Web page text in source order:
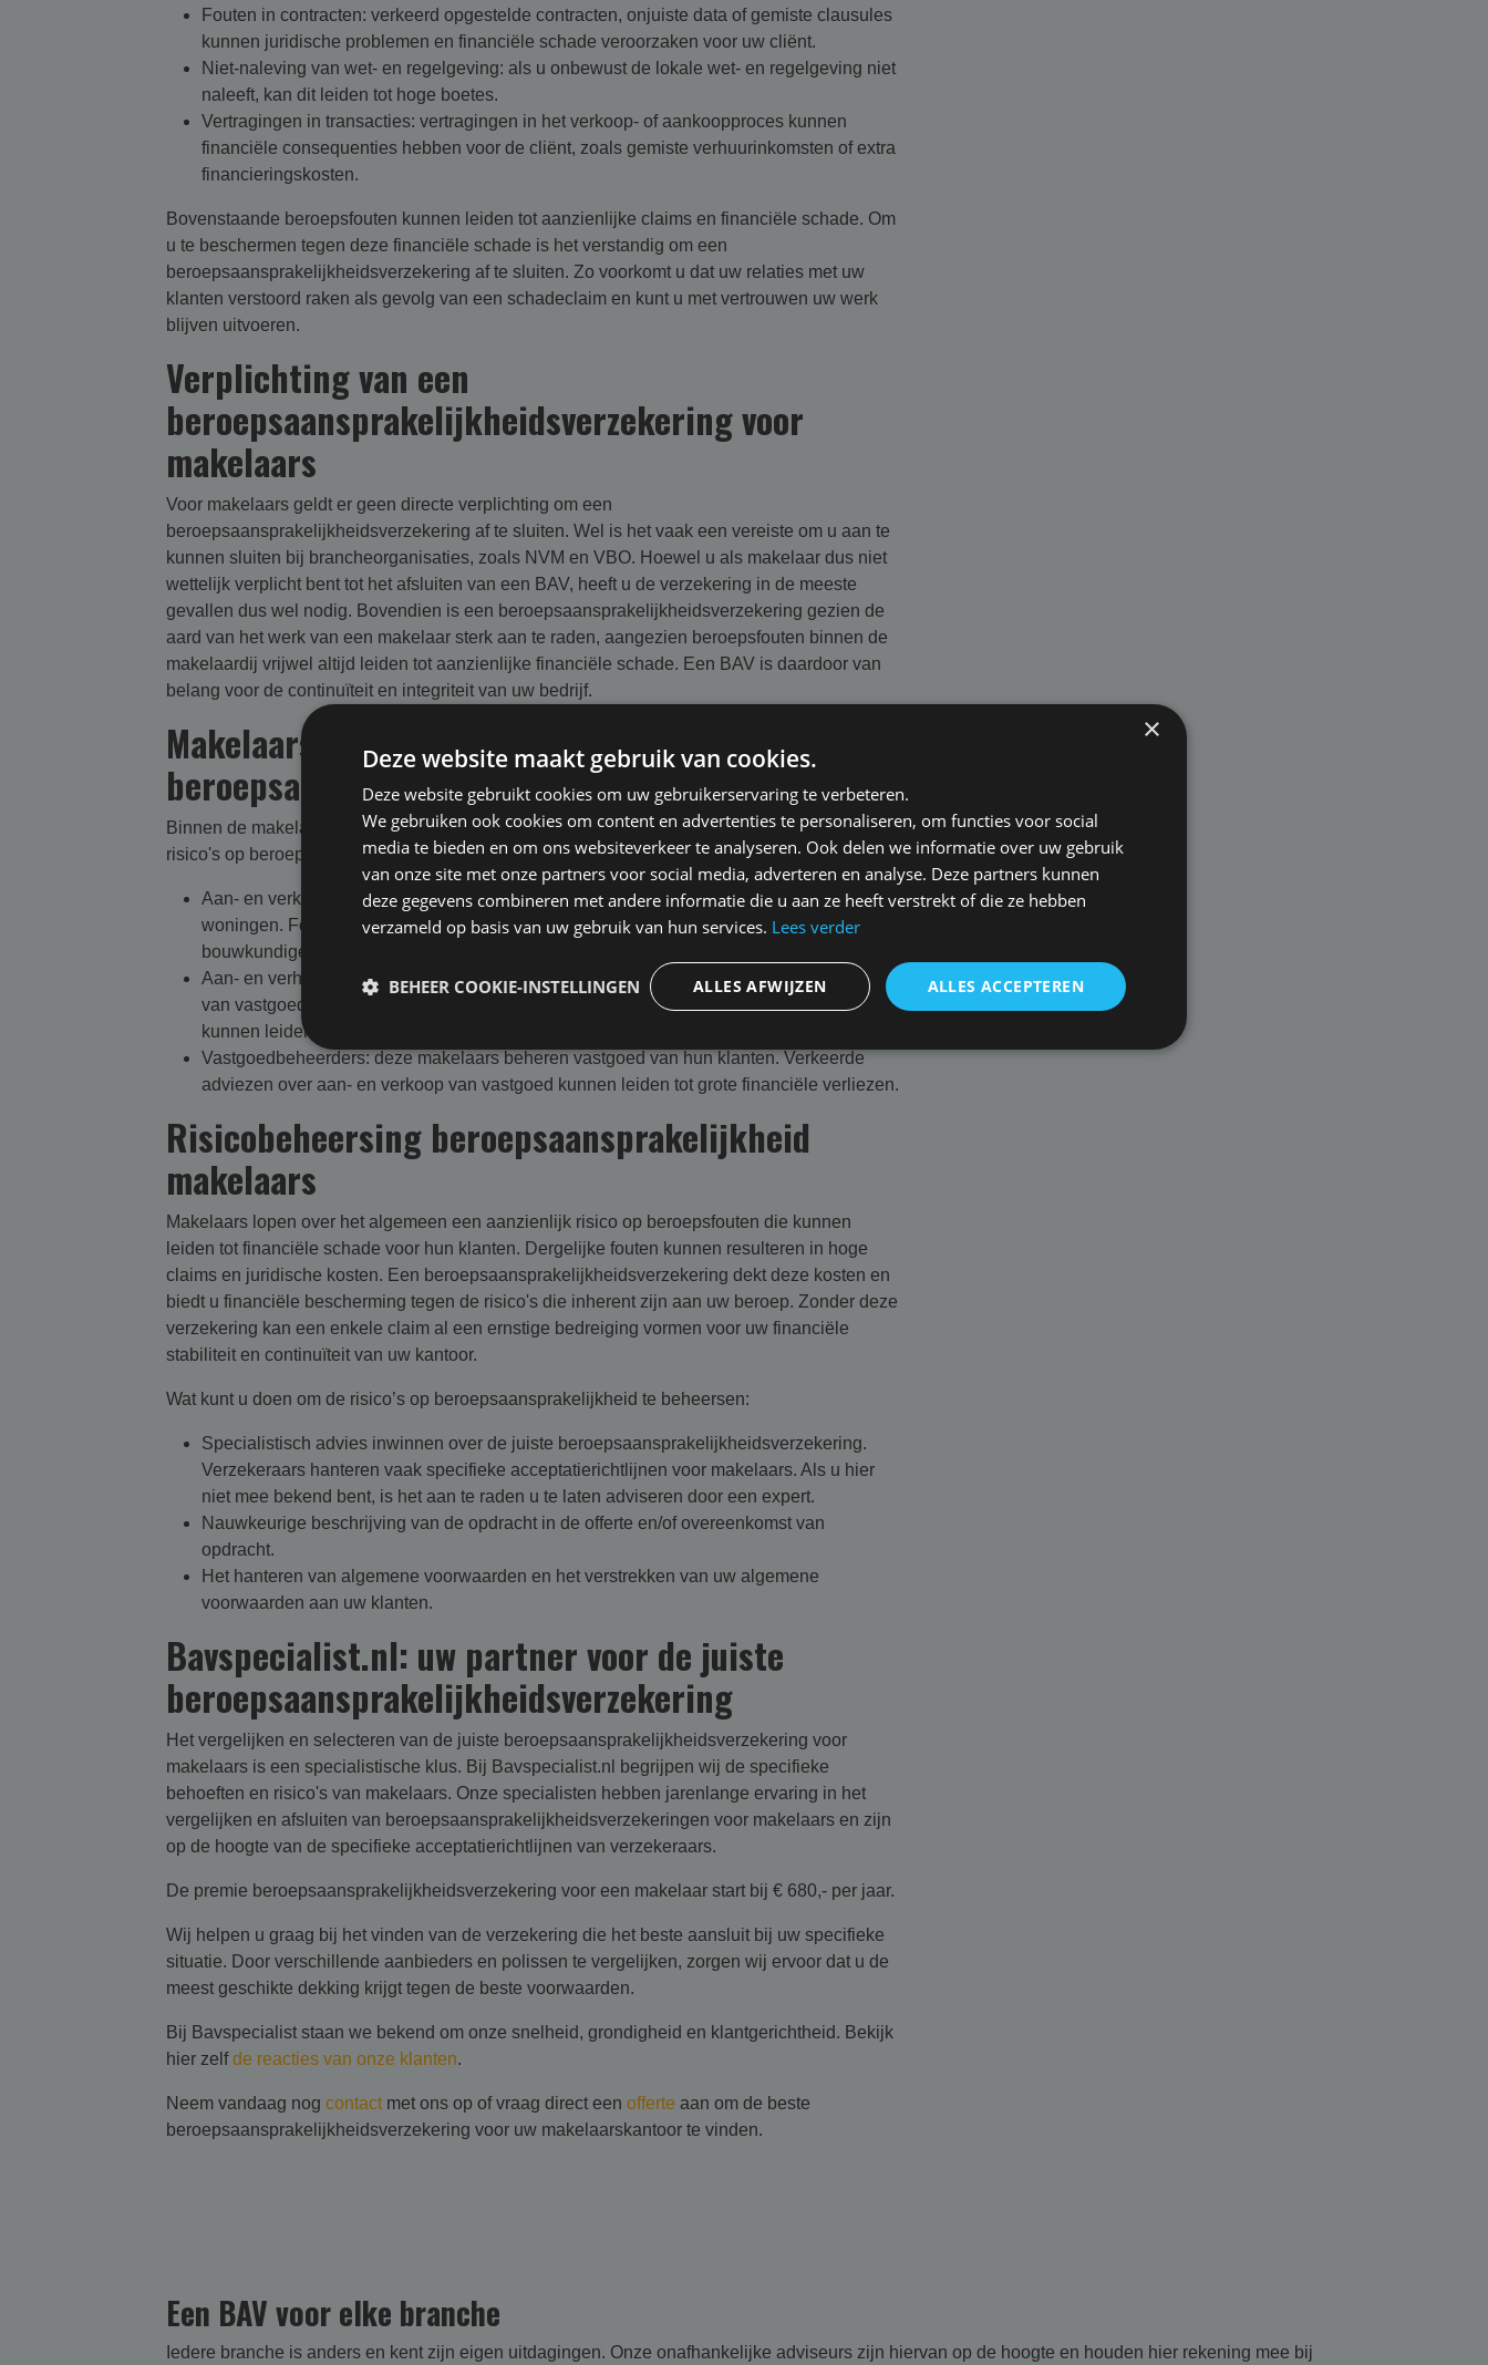
Fouten in contracten: verkeerd opgestelde contracten, onjuiste data of gemiste clausules
kunnen juridische problemen en financiële schade veroorzaken voor uw cliënt.
Niet-naleving van wet- en regelgeving: als u onbewust de lokale wet- en regelgeving niet
naleeft, kan dit leiden tot hoge boetes.
Vertragingen in transacties: vertragingen in het verkoop- of aankoopproces kunnen
financiële consequenties hebben voor de cliënt, zoals gemiste verhuurinkomsten of extra
financieringskosten.
Bovenstaande beroepsfouten kunnen leiden tot aanzienlijke claims en financiële schade. Om
u te beschermen tegen deze financiële schade is het verstandig om een
beroepsaansprakelijkheidsverzekering af te sluiten. Zo voorkomt u dat uw relaties met uw
klanten verstoord raken als gevolg van een schadeclaim en kunt u met vertrouwen uw werk
blijven uitvoeren.
Verplichting van een
beroepsaansprakelijkheidsverzekering voor
makelaars
Voor makelaars geldt er geen directe verplichting om een
beroepsaansprakelijkheidsverzekering af te sluiten. Wel is het vaak een vereiste om u aan te
kunnen sluiten bij brancheorganisaties, zoals NVM en VBO. Hoewel u als makelaar dus niet
wettelijk verplicht bent tot het afsluiten van een BAV, heeft u de verzekering in de meeste
gevallen dus wel nodig. Bovendien is een beroepsaansprakelijkheidsverzekering gezien de
aard van het werk van een makelaar sterk aan te raden, aangezien beroepsfouten binnen de
makelaardij vrijwel altijd leiden tot aanzienlijke financiële schade. Een BAV is daardoor van
belang voor de continuïteit en integriteit van uw bedrijf.
Makelaars en risico's op
beroepsaansprakelijkheid
Binnen de makelaardij bestaan verschillende specialisaties, elk met hun eigen specifieke
risico's op beroepsaansprakelijkheid en schadeclaims:
Aan- en verkoopmakelaar: deze makelaars begeleiden de aan- en verkoop van
woningen. Fouten zoals een verkeerde prijsschatting of het niet opmerken van
bouwkundige gebreken kunnen leiden tot aanzienlijke claims.
Aan- en verhuurmakelaars: deze specialisten helpen klanten bij het huren en verhuren
van vastgoed. Fouten in huurcontracten of het niet opmerken van verborgen gebreken
kunnen leiden tot claims wegens nalatigheid.
Vastgoedbeheerders: deze makelaars beheren vastgoed van hun klanten. Verkeerde
adviezen over aan- en verkoop van vastgoed kunnen leiden tot grote financiële verliezen.
Risicobeheersing beroepsaansprakelijkheid
makelaars
Makelaars lopen over het algemeen een aanzienlijk risico op beroepsfouten die kunnen
leiden tot financiële schade voor hun klanten. Dergelijke fouten kunnen resulteren in hoge
claims en juridische kosten. Een beroepsaansprakelijkheidsverzekering dekt deze kosten en
biedt u financiële bescherming tegen de risico's die inherent zijn aan uw beroep. Zonder deze
verzekering kan een enkele claim al een ernstige bedreiging vormen voor uw financiële
stabiliteit en continuïteit van uw kantoor.
Wat kunt u doen om de risico’s op beroepsaansprakelijkheid te beheersen:
Specialistisch advies inwinnen over de juiste beroepsaansprakelijkheidsverzekering.
Verzekeraars hanteren vaak specifieke acceptatierichtlijnen voor makelaars. Als u hier
niet mee bekend bent, is het aan te raden u te laten adviseren door een expert.
Nauwkeurige beschrijving van de opdracht in de offerte en/of overeenkomst van
opdracht.
Het hanteren van algemene voorwaarden en het verstrekken van uw algemene
voorwaarden aan uw klanten.
Bavspecialist.nl: uw partner voor de juiste
beroepsaansprakelijkheidsverzekering
Het vergelijken en selecteren van de juiste beroepsaansprakelijkheidsverzekering voor
makelaars is een specialistische klus. Bij Bavspecialist.nl begrijpen wij de specifieke
behoeften en risico's van makelaars. Onze specialisten hebben jarenlange ervaring in het
vergelijken en afsluiten van beroepsaansprakelijkheidsverzekeringen voor makelaars en zijn
op de hoogte van de specifieke acceptatierichtlijnen van verzekeraars.
De premie beroepsaansprakelijkheidsverzekering voor een makelaar start bij € 680,- per jaar.
Wij helpen u graag bij het vinden van de verzekering die het beste aansluit bij uw specifieke
situatie. Door verschillende aanbieders en polissen te vergelijken, zorgen wij ervoor dat u de
meest geschikte dekking krijgt tegen de beste voorwaarden.
Bij Bavspecialist staan we bekend om onze snelheid, grondigheid en klantgerichtheid. Bekijk
hier zelfde reacties van onze klanten.
Neem vandaag nog contact met ons op of vraag direct een offerte aan om de beste
beroepsaansprakelijkheidsverzekering voor uw makelaarskantoor te vinden.
Een BAV voor elke branche
Iedere branche is anders en kent zijn eigen uitdagingen. Onze onafhankelijke adviseurs zijn hiervan op de hoogte en houden hier rekening mee bij
×
Deze website maakt gebruik van cookies.
Deze website gebruikt cookies om uw gebruikerservaring te verbeteren.
We gebruiken ook cookies om content en advertenties te personaliseren, om functies voor social
media te bieden en om ons websiteverkeer te analyseren. Ook delen we informatie over uw gebruik
van onze site met onze partners voor social media, adverteren en analyse. Deze partners kunnen
deze gegevens combineren met andere informatie die u aan ze heeft verstrekt of die ze hebben
verzameld op basis van uw gebruik van hun services. Lees verder
ALLES ACCEPTEREN
ALLES AFWIJZEN
BEHEER COOKIE-INSTELLINGEN